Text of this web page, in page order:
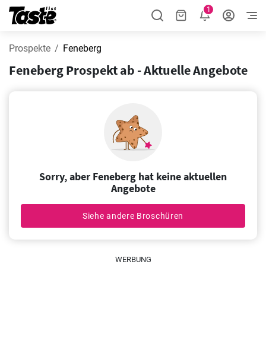
1
Prospekte Feneberg
Feneberg Prospekt ab - Aktuelle Angebote
Sorry, aber Feneberg hat keine aktuellen
Angebote
Siehe andere Broschüren
WERBUNG